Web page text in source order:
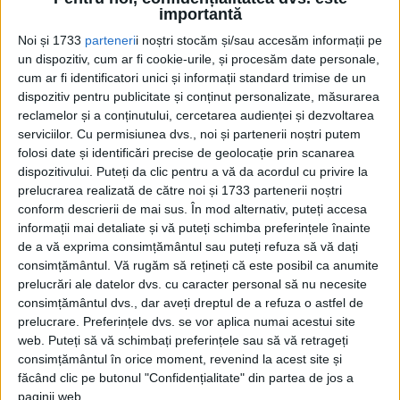
importantă
Noi și 1733 partenerii noștri stocăm și/sau accesăm informații pe
un dispozitiv, cum ar fi cookie-urile, și procesăm date personale,
cum ar fi identificatori unici și informații standard trimise de un
dispozitiv pentru publicitate și conținut personalizate, măsurarea
reclamelor și a conținutului, cercetarea audienței și dezvoltarea
serviciilor. Cu permisiunea dvs., noi și partenerii noștri putem
folosi date și identificări precise de geolocație prin scanarea
dispozitivului. Puteți da clic pentru a vă da acordul cu privire la
prelucrarea realizată de către noi și 1733 partenerii noștri
conform descrierii de mai sus. În mod alternativ, puteți accesa
informații mai detaliate și vă puteți schimba preferințele înainte
de a vă exprima consimțământul sau puteți refuza să vă dați
consimțământul. Vă rugăm să rețineți că este posibil ca anumite
prelucrări ale datelor dvs. cu caracter personal să nu necesite
consimțământul dvs., dar aveți dreptul de a refuza o astfel de
prelucrare. Preferințele dvs. se vor aplica numai acestui site
web. Puteți să vă schimbați preferințele sau să vă retrageți
consimțământul în orice moment, revenind la acest site și
făcând clic pe butonul "Confidențialitate" din partea de jos a
paginii web.
materiale, dificultăţile economice, criza morală, de conştiinţă
Cea mai mare revistă de istorie din Europa!.
Media KIT
PORTOFOLIU
Capital
Evenimentul Zilei